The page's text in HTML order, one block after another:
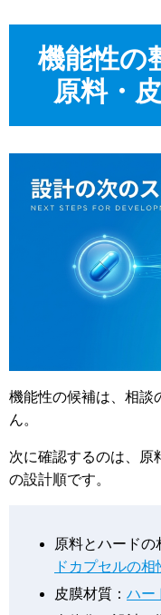
機能性の
原料・
機能性の候補は、相談
ん。
次に確認するのは、原
の設計順です。
原料とハードの
ドカプセルの
皮膜材質： ハー